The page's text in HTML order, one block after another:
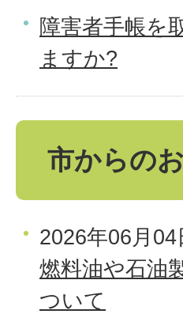
障害者手帳を
ますか?
市からの
2026年06月04
燃料油や石油
ついて